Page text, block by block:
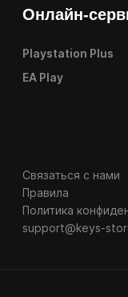
Онлайн-
Playstation Plus
EA Play
Связаться с нами
Правила
Политика
support@keys-